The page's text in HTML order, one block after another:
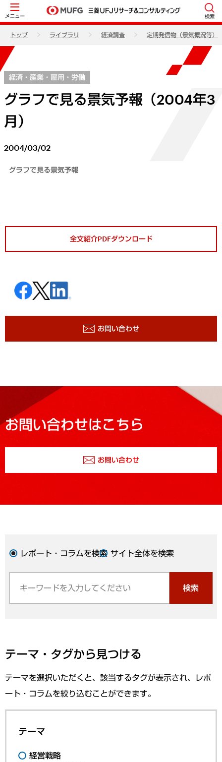
メニュー 検索
トップ ライブラリ 経済調査 定期発信物（景気概況等）
経済・産業・雇用・労働
グラフで見る景気予報（2004年3
月）
2004/03/02
グラフで見る景気予報
全文紹介PDFダウンロード
お問い合わせ
お問い合わせはこちら
お問い合わせ
レポート・コラムを検索 サイト全体を検索
検索
テーマ・タグから見つける
テーマを選択いただくと、該当するタグが表示され、レポ
ート・コラムを絞り込むことができます。
テーマ
経営戦略